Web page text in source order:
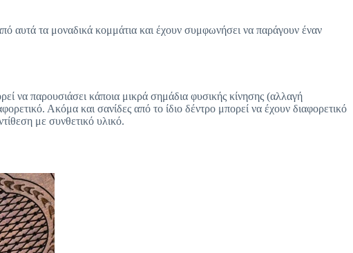
αυτά τα μοναδικά κομμάτια και έχουν συμφωνήσει να παράγουν έναν
να παρουσιάσει κάποια μικρά σημάδια φυσικής κίνησης (αλλαγή
Ακόμα και σανίδες από το ίδιο δέντρο μπορεί να έχουν διαφορετικό
με συνθετικό υλικό.